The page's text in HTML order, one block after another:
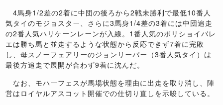
4馬身1/2差の2着に中団の後ろから2戦未勝利で最低10番人
気タイのモジョスター、さらに3馬身1/4差の3着には中団追走
の2番人気ハリケーンレーンが入線。1番人気のボリショイバレ
エは勝ち馬と並走するような状態から反応できず7着に完敗
し、母スノーフェアリーのジョンリーパー（3番人気タイ）は
最後方追走で展開が合わず9着に沈んだ。
なお、モハーフェスが馬場状態を理由に出走を取り消し、陣
営はロイヤルアスコット開催での仕切り直しを示唆している。